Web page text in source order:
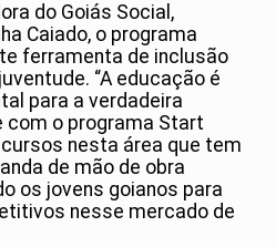
do Goiás Social,
Caiado, o programa
ferramenta de inclusão
“A educação é
para a verdadeira
com o programa Start
nesta área que tem
de mão de obra
os jovens goianos para
nesse mercado de